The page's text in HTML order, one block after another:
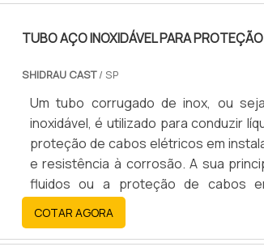
TUBO AÇO INOXIDÁVEL PARA
SHIDRAU CAST/ SP
Um tubo corrugado de inox, ou
inoxidável, é utilizado para conduzir
proteção de cabos elétricos em
e resistência à corrosão. A sua
fluidos ou a proteção de cabos
vibrações ou necessidade de fácil
COTAR AGORA